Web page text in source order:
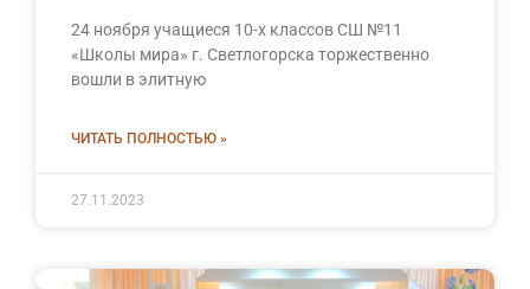
24 ноября учащиеся 10-х классов СШ №11
«Школы мира» г. Светлогорска торжественно
вошли в элитную
ЧИТАТЬ ПОЛНОСТЬЮ »
27.11.2023